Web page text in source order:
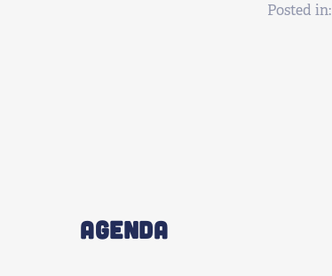
Posted in:
AGENDA